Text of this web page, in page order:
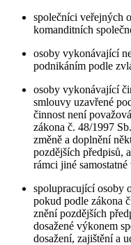
společníci veřejných
komanditních
osoby vykonávající
podnikáním podle
osoby vykonávající
smlouvy uzavřené
činnost není
zákona č. 48/1997
změně a doplnění
pozdějších předpisů,
rámci jiné
spolupracující osoby
pokud podle zákona
znění pozdějších
dosažené výkonem
dosažení, zajištění a